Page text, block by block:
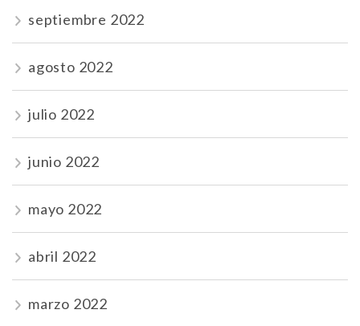
septiembre 2022
agosto 2022
julio 2022
junio 2022
mayo 2022
abril 2022
marzo 2022